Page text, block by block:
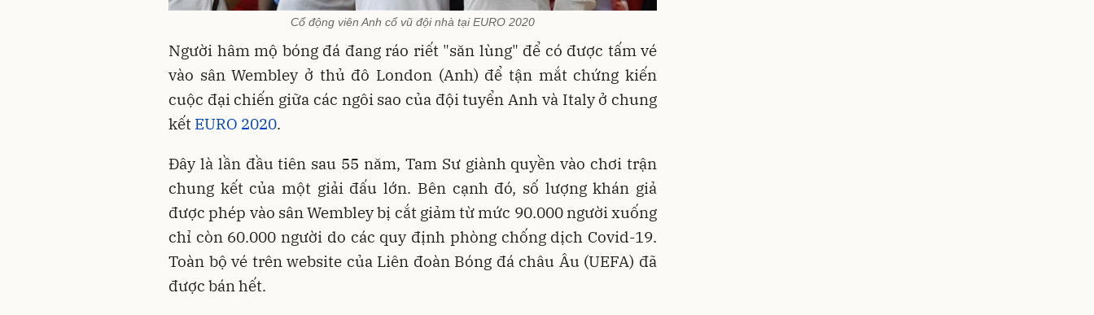
Cổ động viên Anh cổ vũ đội nhà tại EURO 2020
Người hâm mộ bóng đá đang ráo riết "săn lùng" để có được tấm vé
vào sân Wembley ở thủ đô London (Anh) để tận mắt chứng kiến
cuộc đại chiến giữa các ngôi sao của đội tuyển Anh và Italy ở chung
kết EURO 2020.
Đây là lần đầu tiên sau 55 năm, Tam Sư giành quyền vào chơi trận
chung kết của một giải đấu lớn. Bên cạnh đó, số lượng khán giả
được phép vào sân Wembley bị cắt giảm từ mức 90.000 người xuống
chỉ còn 60.000 người do các quy định phòng chống dịch Covid-19.
Toàn bộ vé trên website của Liên đoàn Bóng đá châu Âu (UEFA) đã
được bán hết.